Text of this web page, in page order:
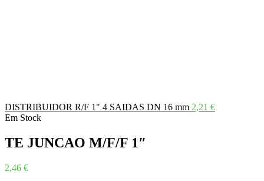
DISTRIBUIDOR R/F 1" 4 SAIDAS DN 16 mm 2,21 €
Em Stock
TE JUNCAO M/F/F 1″
2,46 €